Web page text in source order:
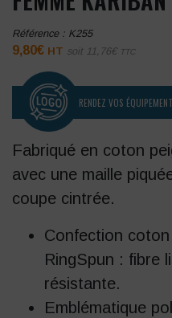
Référence : K255
9,80€ HT soit 11,76€ TTC
RENDEZ VOS
Fabriqué en coton
avec une maille
coupe cintrée.
Confection
RingSpun : fibre
résistante.
Emblématique